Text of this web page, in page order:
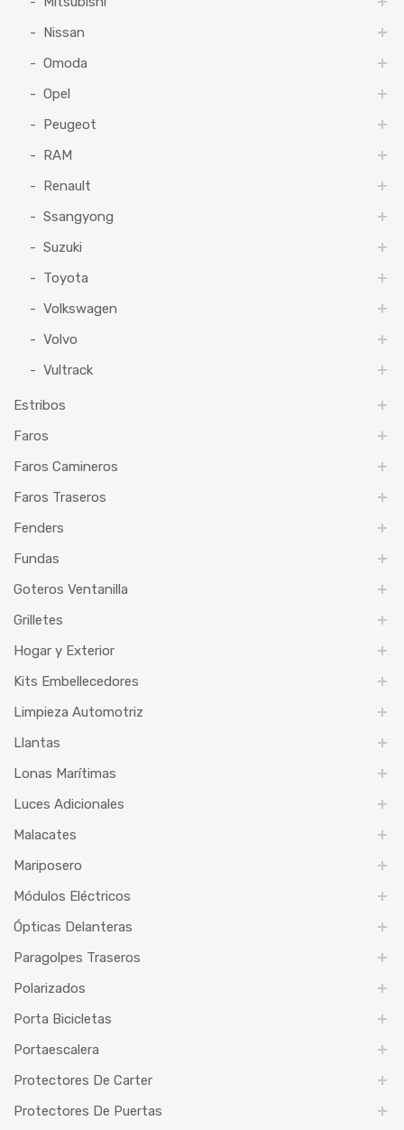
Nissan
Omoda
Opel
Peugeot
RAM
Renault
Ssangyong
Suzuki
Toyota
Volkswagen
Volvo
Vultrack
Estribos
Faros
Faros Camineros
Faros Traseros
Fenders
Fundas
Goteros Ventanilla
Grilletes
Hogar y Exterior
Kits Embellecedores
Limpieza Automotriz
Llantas
Lonas Marítimas
Luces Adicionales
Malacates
Mariposero
Módulos Eléctricos
Ópticas Delanteras
Paragolpes Traseros
Polarizados
Porta Bicicletas
Portaescalera
Protectores De Carter
Protectores De Puertas